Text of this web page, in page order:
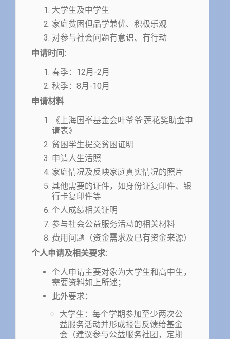
大学生及中学生
家庭贫困但品学兼优、积极乐观
对参与社会问题有意识、有行动
申请时间:
春季：12月-2月
秋季：8月-10月
申请材料
《上海国峯基金会叶爷爷·莲花奖助金申
请表》
贫困学生提交贫困证明
申请人生活照
家庭情况及反映家庭真实情况的照片
其他需要的证件，如身份证复印件、银
行卡复印件等
个人成绩相关证明
参与社会公益服务活动的相关材料
费用问题（资金需求及已有资金来源）
个人申请及相关要求:
个人申请主要对象为大学生和高中生，
需要资料如上所述；
此外要求：
大学生：每个学期参加至少两次公
益服务活动并形成报告反馈给基金
会（建议参与公益服务社团，定期